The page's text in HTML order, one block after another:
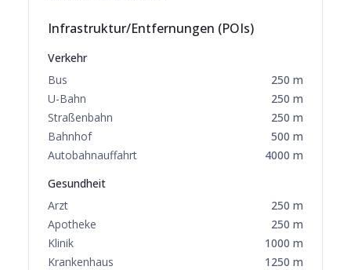
Infrastruktur/Entfernungen (POIs)
Verkehr
Bus
250 m
U-Bahn
250 m
Straßenbahn
250 m
Bahnhof
500 m
Autobahnauffahrt
4000 m
Gesundheit
Arzt
250 m
Apotheke
250 m
Klinik
1000 m
Krankenhaus
1250 m